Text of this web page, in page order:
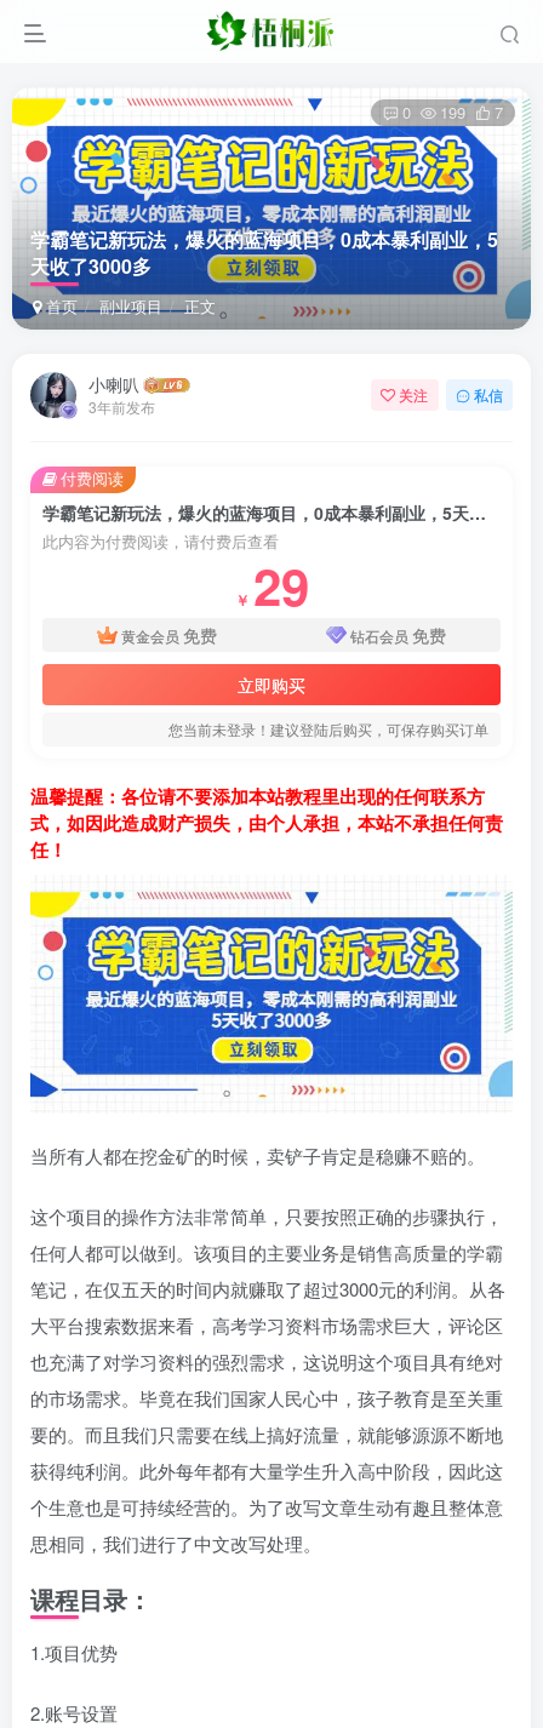
学霸笔记新玩法，爆火的蓝海项目，0成本暴利副业，5
天收了3000多
首页 副业项目 正文
0 199 7
小喇叭
3年前发布
关注 私信
学霸笔记新玩法，爆火的蓝海项目，0成本暴利副业，5天收了3000多
此内容为付费阅读，请付费后查看
￥ 29
黄金会员 免费 钻石会员 免费
立即购买
您当前未登录！建议登陆后购买，可保存购买订单
付费阅读
温馨提醒：各位请不要添加本站教程里出现的任何联系方
式，如因此造成财产损失，由个人承担，本站不承担任何责
任！
当所有人都在挖金矿的时候，卖铲子肯定是稳赚不赔的。
这个项目的操作方法非常简单，只要按照正确的步骤执行，
任何人都可以做到。该项目的主要业务是销售高质量的学霸
笔记，在仅五天的时间内就赚取了超过3000元的利润。从各
大平台搜索数据来看，高考学习资料市场需求巨大，评论区
也充满了对学习资料的强烈需求，这说明这个项目具有绝对
的市场需求。毕竟在我们国家人民心中，孩子教育是至关重
要的。而且我们只需要在线上搞好流量，就能够源源不断地
获得纯利润。此外每年都有大量学生升入高中阶段，因此这
个生意也是可持续经营的。为了改写文章生动有趣且整体意
思相同，我们进行了中文改写处理。
课程目录：
1.项目优势
2.账号设置